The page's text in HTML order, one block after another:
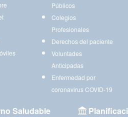
Públicos
Colegios
Profesionales
Derechos del paciente
Voluntades
Anticipadas
Enfermedad por
coronavirus COVID-19
Saludable